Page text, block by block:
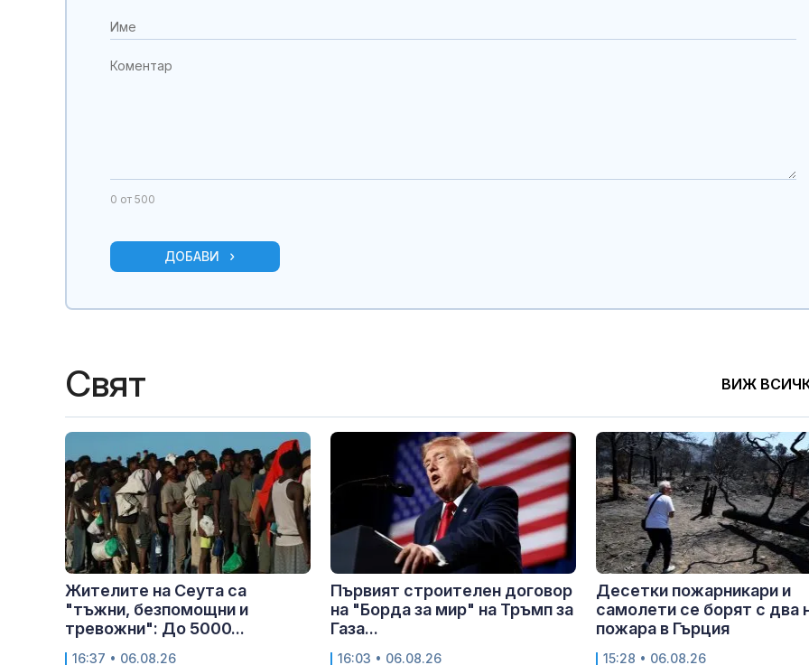
0 от 500
ДОБАВИ
Свят ВИЖ
Жителите на Сеута са
"тъжни, безпомощни и
тревожни": До 5000...
16:37 • 06.08.26
Първият строителен договор
на "Борда за мир" на Тръмп за
Газа...
16:03 • 06.08.26
Десетки пожарникари и
самолети се борят с два
пожара в Гърция
15:28 • 06.08.26